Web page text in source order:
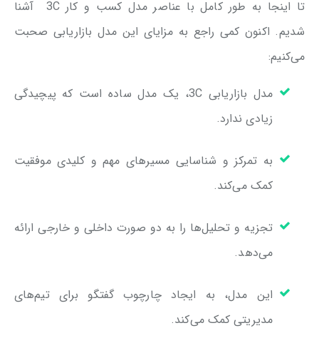
تا اینجا به طور کامل با عناصر مدل کسب و کار 3C آشنا
شدیم. اکنون کمی راجع به مزایای این مدل بازاریابی صحبت
می‌کنیم:
مدل بازاریابی 3C، یک مدل ساده است که پیچیدگی
زیادی ندارد.
به تمرکز و شناسایی مسیرهای مهم و کلیدی موفقیت
کمک می‌کند.
تجزیه و تحلیل‌ها را به دو صورت داخلی و خارجی ارائه
می‌دهد.
این مدل، به ایجاد چارچوب گفتگو برای تیم‌های
مدیریتی کمک می‌کند.